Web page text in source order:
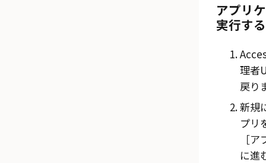
アプリ
実行する
理者
戻り
新規
プリ
ア
に進